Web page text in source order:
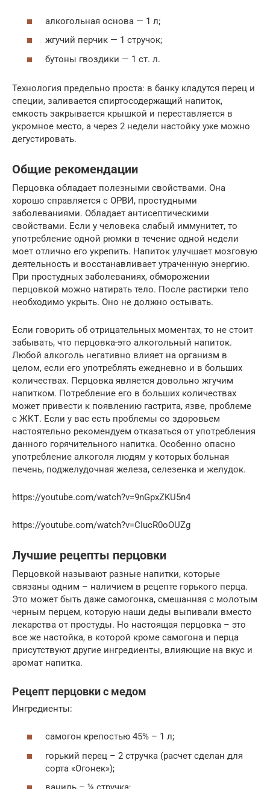
алкогольная основа — 1 л;
жгучий перчик — 1 стручок;
бутоны гвоздики — 1 ст. л.
Технология предельно проста: в банку кладутся перец и
специи, заливается спиртосодержащий напиток,
емкость закрывается крышкой и переставляется в
укромное место, а через 2 недели настойку уже можно
дегустировать.
Общие рекомендации
Перцовка обладает полезными свойствами. Она
хорошо справляется с ОРВИ, простудными
заболеваниями. Обладает антисептическими
свойствами. Если у человека слабый иммунитет, то
употребление одной рюмки в течение одной недели
моет отлично его укрепить. Напиток улучшает мозговую
деятельность и восстанавливает утраченную энергию.
При простудных заболеваниях, обморожении
перцовкой можно натирать тело. После растирки тело
необходимо укрыть. Оно не должно остывать.
Если говорить об отрицательных моментах, то не стоит
забывать, что перцовка-это алкогольный напиток.
Любой алкоголь негативно влияет на организм в
целом, если его употреблять ежедневно и в больших
количествах. Перцовка является довольно жгучим
напитком. Потребление его в больших количествах
может привести к появлению гастрита, язве, проблеме
с ЖКТ. Если у вас есть проблемы со здоровьем
настоятельно рекомендуем отказаться от употребления
данного горячительного напитка. Особенно опасно
употребление алкоголя людям у которых больная
печень, поджелудочная железа, селезенка и желудок.
https://youtube.com/watch?v=9nGpxZKU5n4
https://youtube.com/watch?v=CIucR0oOUZg
Лучшие рецепты перцовки
Перцовкой называют разные напитки, которые
связаны одним – наличием в рецепте горького перца.
Это может быть даже самогонка, смешанная с молотым
черным перцем, которую наши деды выпивали вместо
лекарства от простуды. Но настоящая перцовка – это
все же настойка, в которой кроме самогона и перца
присутствуют другие ингредиенты, влияющие на вкус и
аромат напитка.
Рецепт перцовки с медом
Ингредиенты:
самогон крепостью 45% – 1 л;
горький перец – 2 стручка (расчет сделан для
сорта «Огонек»);